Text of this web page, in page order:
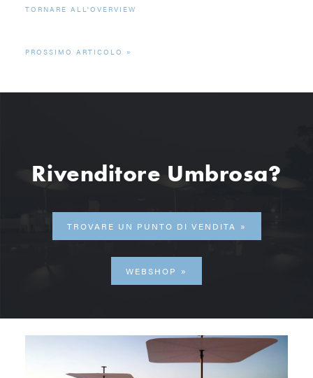
TORNARE ALL'OVERVIEW
PROSSIMO ARTICOLO
Rivenditore Umbrosa?
TROVARE UN PUNTO DI VENDITA
WEBSHOP